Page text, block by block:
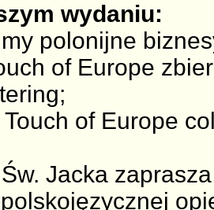
wydaniu:
polonijne
of Europe
of Europe
Jacka zaprasza